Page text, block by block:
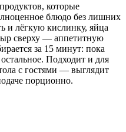
которые
блюдо без лишних
и лёгкую кислинку, яйца
сверху — аппетитную
за 15 минут: пока
остальное. Подходит и для
с гостями — выглядит
порционно.